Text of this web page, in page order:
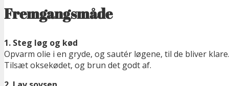
Fremgangsmåde
1. Steg løg og kød
Opvarm olie i en gryde, og sautér løgene, til de bliver klare.
Tilsæt oksekødet, og brun det godt af.